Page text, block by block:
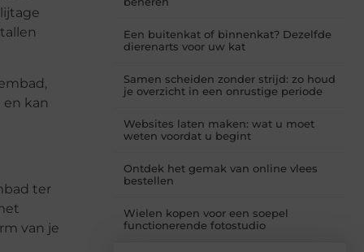
kan
ter
van je
Een buitenkat of binnenkat? Dezelfde
dierenarts voor uw kat
Samen scheiden zonder strijd: zo houd
je overzicht in een onrustige periode
Websites laten maken: wat u moet
weten voordat u begint
Ontdek het gemak van online vlees
bestellen
Wielen kopen voor een soepel
functionerende fotostudio